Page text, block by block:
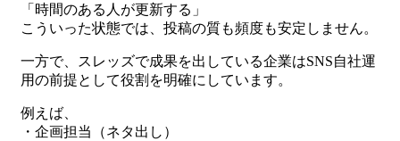
「時間のある人が更新する」
こういった状態では、投稿の質も頻度も安定しません。
一方で、スレッズで成果を出している企業はSNS自社運
用の前提として役割を明確にしています。
例えば、
・企画担当（ネタ出し）